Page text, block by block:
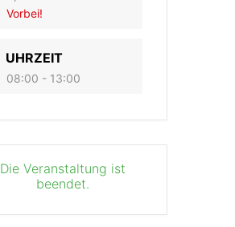
Vorbei!
UHRZEIT
08:00 - 13:00
Die Veranstaltung ist
beendet.